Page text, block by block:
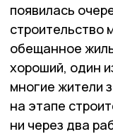
появилась
обещанное
хороший, один
многие жители
на этапе
ни через два